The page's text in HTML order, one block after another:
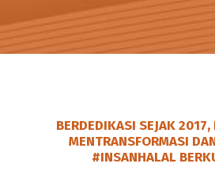
BERDEDIKASI SEJAK 2017,
MENTRANSFORMASI
#INSANHALAL